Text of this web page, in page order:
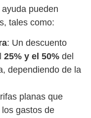
pueden
tales como:
: Un descuento
25% y el 50% del
dependiendo de la
planas que
gastos de